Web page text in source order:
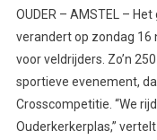
OUDER – AMSTEL –
verandert op zondag 16
voor veldrijders. Zo’n
sportieve evenement,
Crosscompetitie. “We
Ouderkerkerplas,”